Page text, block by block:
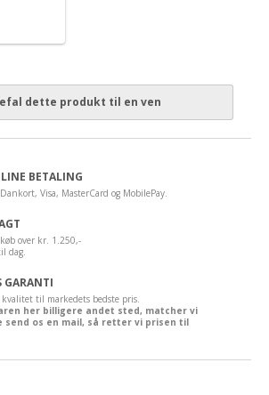
dette produkt til en ven
BETALING
Visa, MasterCard og MobilePay.
over kr. 1.250,-
dag.
GARANTI
til markedets bedste pris.
her billigere andet sted, matcher vi
send os en mail, så retter vi prisen til